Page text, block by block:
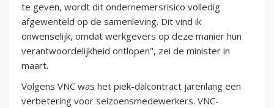
te geven, wordt dit ondernemersrisico volledig
afgewenteld op de samenleving. Dit vind ik
onwenselijk, omdat werkgevers op deze manier hun
verantwoordelijkheid ontlopen", zei de minister in
maart.
Volgens VNC was het piek-dalcontract jarenlang een
verbetering voor seizoensmedewerkers. VNC-